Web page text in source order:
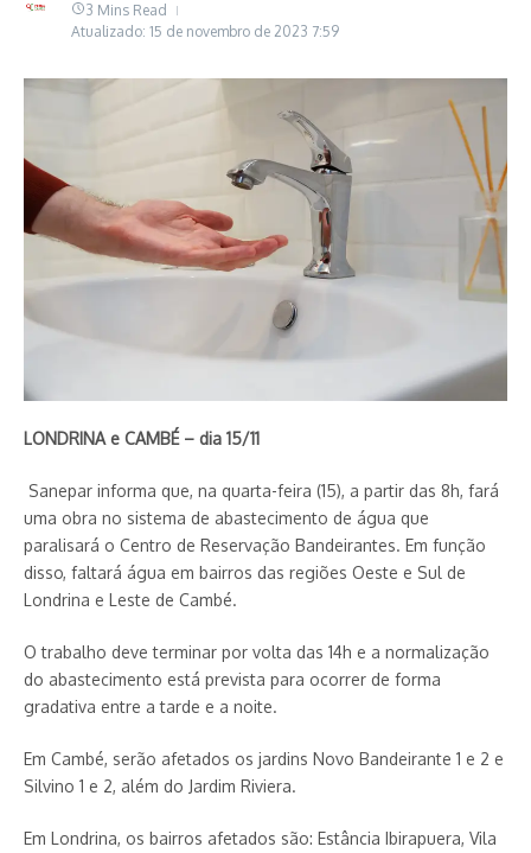
3 Mins Read
Atualizado: 15 de novembro de 2023 7:59
LONDRINA e CAMBÉ – dia 15/11
Sanepar informa que, na quarta-feira (15), a partir das 8h, fará
uma obra no sistema de abastecimento de água que
paralisará o Centro de Reservação Bandeirantes. Em função
disso, faltará água em bairros das regiões Oeste e Sul de
Londrina e Leste de Cambé.
O trabalho deve terminar por volta das 14h e a normalização
do abastecimento está prevista para ocorrer de forma
gradativa entre a tarde e a noite.
Em Cambé, serão afetados os jardins Novo Bandeirante 1 e 2 e
Silvino 1 e 2, além do Jardim Riviera.
Em Londrina, os bairros afetados são: Estância Ibirapuera, Vila